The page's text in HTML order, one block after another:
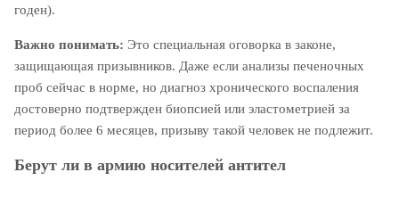
годен).
Важно понимать: Это специальная оговорка в законе,
защищающая призывников. Даже если анализы печеночных
проб сейчас в норме, но диагноз хронического воспаления
достоверно подтвержден биопсией или эластометрией за
период более 6 месяцев, призыву такой человек не подлежит.
Берут ли в армию носителей антител